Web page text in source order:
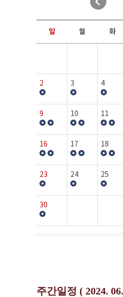
현장실습/IPP사
커뮤니티
일 월 화
2 3 4
9 10 11
16 17 18
23 24 25
30
주간일정 ( 2024.